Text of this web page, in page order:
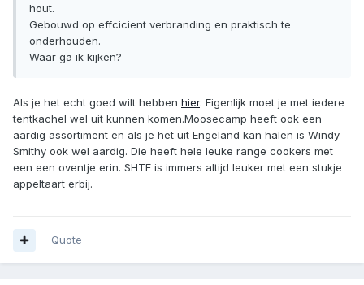
hout.
Gebouwd op effcicient verbranding en praktisch te
onderhouden.
Waar ga ik kijken?
Als je het echt goed wilt hebben hier. Eigenlijk moet je met iedere
tentkachel wel uit kunnen komen.Moosecamp heeft ook een
aardig assortiment en als je het uit Engeland kan halen is Windy
Smithy ook wel aardig. Die heeft hele leuke range cookers met
een een oventje erin. SHTF is immers altijd leuker met een stukje
appeltaart erbij.
Quote